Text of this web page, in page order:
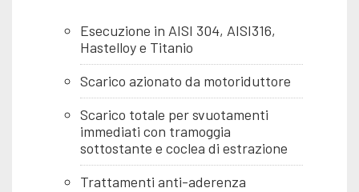
Esecuzione in AISI 304, AISI316,
Hastelloy e Titanio
Scarico azionato da motoriduttore
Scarico totale per svuotamenti
immediati con tramoggia
sottostante e coclea di estrazione
Trattamenti anti-aderenza